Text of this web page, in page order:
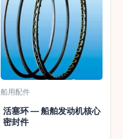
船用配件
活塞环 — 船舶发动机核心
密封件